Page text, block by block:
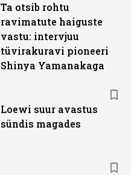
Ta otsib rohtu
ravimatute haiguste
vastu: intervjuu
tüvirakuravi pioneeri
Shinya Yamanakaga
Loewi suur avastus
sündis magades